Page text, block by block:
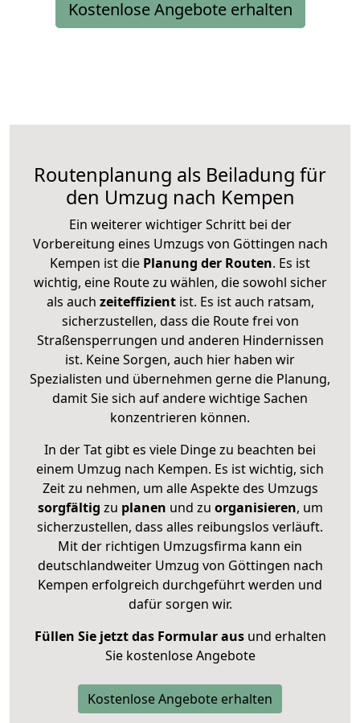
Kostenlose Angebote erhalten
Routenplanung als Beiladung für
den Umzug nach Kempen
Ein weiterer wichtiger Schritt bei der
Vorbereitung eines Umzugs von Göttingen nach
Kempen ist die Planung der Routen. Es ist
wichtig, eine Route zu wählen, die sowohl sicher
als auch zeiteffizientist. Es ist auch ratsam,
sicherzustellen, dass die Route frei von
Straßensperrungen und anderen Hindernissen
ist. Keine Sorgen, auch hier haben wir
Spezialisten und übernehmen gerne die Planung,
damit Sie sich auf andere wichtige Sachen
konzentrieren können.
In der Tat gibt es viele Dinge zu beachten bei
einem Umzug nach Kempen. Es ist wichtig, sich
Zeit zu nehmen, um alle Aspekte des Umzugs
sorgfältig zu planen und zu organisieren, um
sicherzustellen, dass alles reibungslos verläuft.
Mit der richtigen Umzugsfirma kann ein
deutschlandweiter Umzug von Göttingen nach
Kempen erfolgreich durchgeführt werden und
dafür sorgen wir.
Füllen Sie jetzt das Formular ausund erhalten
Sie kostenlose Angebote
Kostenlose Angebote erhalten